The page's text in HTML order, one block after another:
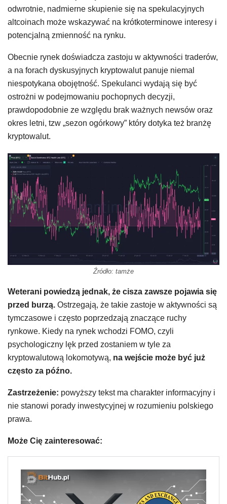
odwrotnie, nadmierne skupienie się na spekulacyjnych
altcoinach może wskazywać na krótkoterminowe interesy i
potencjalną zmienność na rynku.
Obecnie rynek doświadcza zastoju w aktywności traderów,
a na forach dyskusyjnych kryptowalut panuje niemal
niespotykana obojętność. Spekulanci wydają się być
ostrożni w podejmowaniu pochopnych decyzji,
prawdopodobnie ze względu brak ważnych newsów oraz
okres letni, tzw „sezon ogórkowy” który dotyka też branżę
kryptowalut.
Źródło: tamże
Weterani powiedzą jednak, że cisza zawsze pojawia się
przed burzą. Ostrzegają, że takie zastoje w aktywności są
tymczasowe i często poprzedzają znaczące ruchy
rynkowe. Kiedy na rynek wchodzi FOMO, czyli
psychologiczny lęk przed zostaniem w tyle za
kryptowalutową lokomotywą, na wejście może być już
często za późno.
Zastrzeżenie: powyższy tekst ma charakter informacyjny i
nie stanowi porady inwestycyjnej w rozumieniu polskiego
prawa.
Może Cię zainteresować: